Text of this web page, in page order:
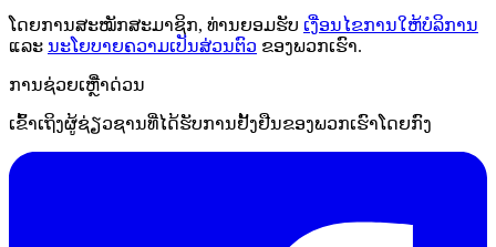
ໂດຍການສະໝັກສະມາຊິກ, ທ່ານຍອມຮັບ ເງື່ອນໄຂການໃຫ້ບໍລິການ
ແລະ ນະໂຍບາຍຄວາມເປັນສ່ວນຕົວ ຂອງພວກເຮົາ.
ການຊ່ວຍເຫຼືໍາດ່ວນ
ເຂົ້າເຖິງຜູ້ຊ່ຽວຊານທີ່ໄດ້ຮັບການຢັ້ງຢືນຂອງພວກເຮົາໂດຍກົງ